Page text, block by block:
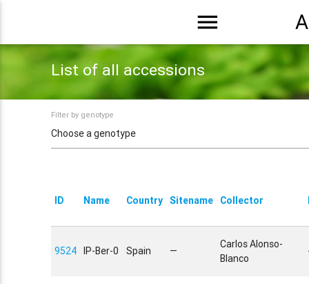
menu
List of all accessions
Filter by genotype
ID Name Country Sitename Collector
9524 IP-Ber-0 Spain —
Carlos Alonso-
Blanco